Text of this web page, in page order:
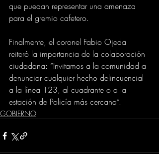
que puedan representar una amenaza
para el gremio cafetero.
Finalmente, el coronel Fabio Ojeda
reiteró la importancia de la colaboración
ciudadana: “Invitamos a la comunidad a
denunciar cualquier hecho delincuencial
a la línea 123, al cuadrante o a la
estación de Policía más cercana”.
GOBIERNO